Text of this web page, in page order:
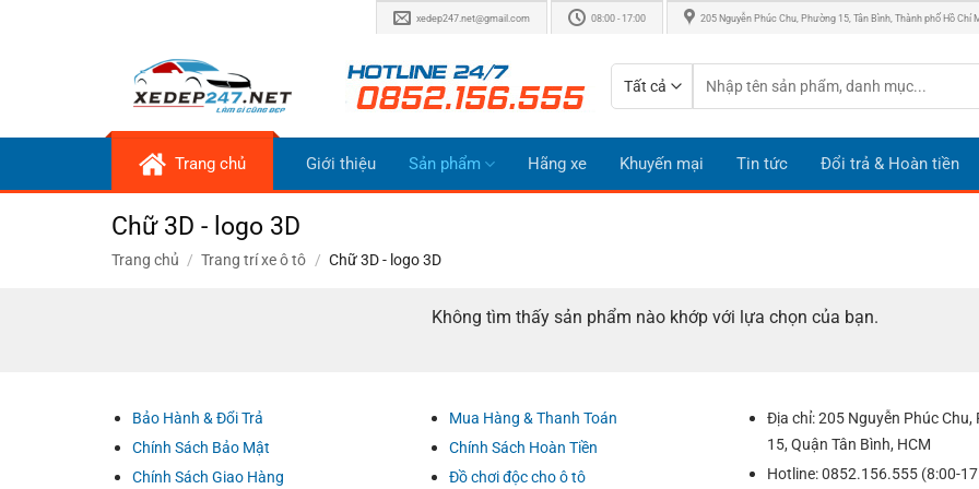
xedep247.net@gmail.com 08:00 - 17:00 205 Nguyễn Phúc Chu, Phường 15, Tân Bình, Thành phố Hồ Chí
kiếm:
Trang chủ Giới thiệu Sản phẩm Hãng xe Khuyến mại Tin tức Đổi trả & Hoàn tiền
Chữ 3D - logo 3D
Trang chủ / Trang trí xe ô tô / Chữ 3D - logo 3D
Không tìm thấy sản phẩm nào khớp với lựa chọn của bạn.
Bảo Hành & Đổi Trả
Chính Sách Bảo Mật
Chính Sách Giao Hàng
Mua Hàng & Thanh Toán
Chính Sách Hoàn Tiền
Đồ chơi độc cho ô tô
Địa chỉ: 205 Nguyễn Phúc Chu,
15, Quận Tân Bình, HCM
Hotline: 0852.156.555 (8:00-